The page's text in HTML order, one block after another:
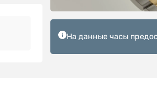
На данные часы